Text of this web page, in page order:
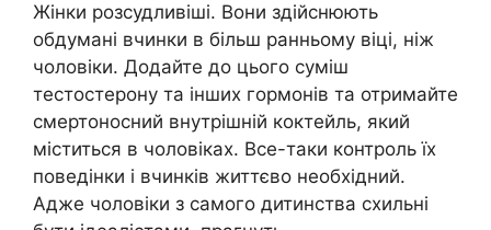
Жінки розсудливіші. Вони здійснюють
обдумані вчинки в більш ранньому віці, ніж
чоловіки. Додайте до цього суміш
тестостерону та інших гормонів та отримайте
смертоносний внутрішній коктейль, який
міститься в чоловіках. Все-таки контроль їх
поведінки і вчинків життєво необхідний.
Адже чоловіки з самого дитинства схильні